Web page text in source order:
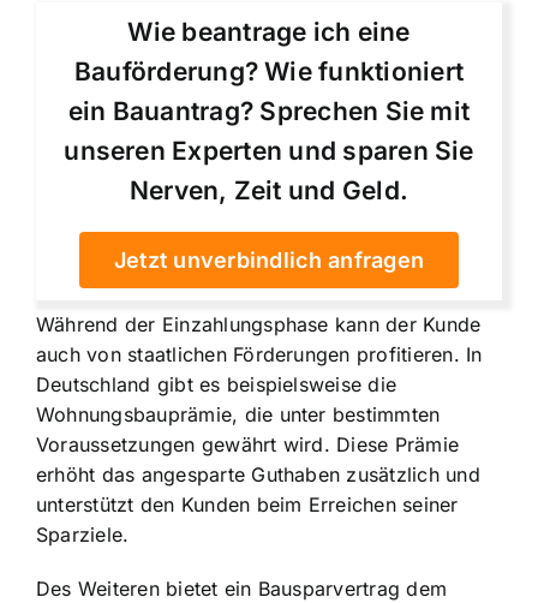
Wie beantrage ich eine
Bauförderung? Wie funktioniert
ein Bauantrag? Sprechen Sie mit
unseren Experten und sparen Sie
Nerven, Zeit und Geld.
Jetzt unverbindlich anfragen
Während der Einzahlungsphase kann der Kunde
auch von staatlichen Förderungen profitieren. In
Deutschland gibt es beispielsweise die
Wohnungsbauprämie, die unter bestimmten
Voraussetzungen gewährt wird. Diese Prämie
erhöht das angesparte Guthaben zusätzlich und
unterstützt den Kunden beim Erreichen seiner
Sparziele.
Des Weiteren bietet ein Bausparvertrag dem